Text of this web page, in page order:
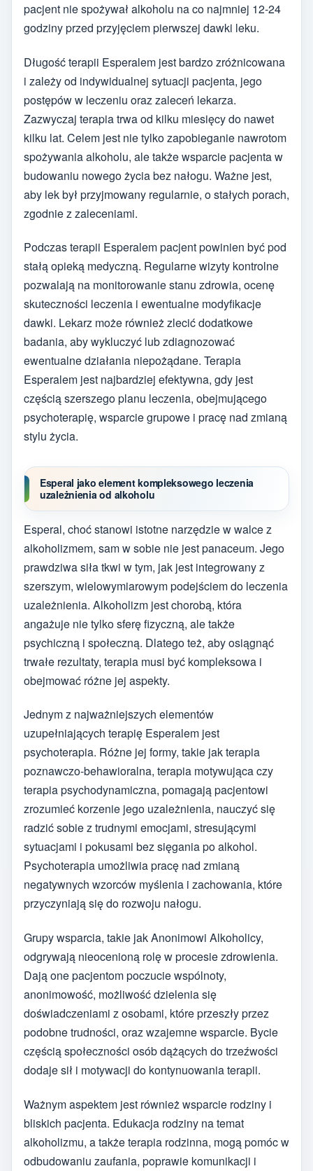
pacjent nie spożywał alkoholu na co najmniej 12-24
godziny przed przyjęciem pierwszej dawki leku.
Długość terapii Esperalem jest bardzo zróżnicowana
i zależy od indywidualnej sytuacji pacjenta, jego
postępów w leczeniu oraz zaleceń lekarza.
Zazwyczaj terapia trwa od kilku miesięcy do nawet
kilku lat. Celem jest nie tylko zapobieganie nawrotom
spożywania alkoholu, ale także wsparcie pacjenta w
budowaniu nowego życia bez nałogu. Ważne jest,
aby lek był przyjmowany regularnie, o stałych porach,
zgodnie z zaleceniami.
Podczas terapii Esperalem pacjent powinien być pod
stałą opieką medyczną. Regularne wizyty kontrolne
pozwalają na monitorowanie stanu zdrowia, ocenę
skuteczności leczenia i ewentualne modyfikacje
dawki. Lekarz może również zlecić dodatkowe
badania, aby wykluczyć lub zdiagnozować
ewentualne działania niepożądane. Terapia
Esperalem jest najbardziej efektywna, gdy jest
częścią szerszego planu leczenia, obejmującego
psychoterapię, wsparcie grupowe i pracę nad zmianą
stylu życia.
Esperal jako element kompleksowego leczenia
uzależnienia od alkoholu
Esperal, choć stanowi istotne narzędzie w walce z
alkoholizmem, sam w sobie nie jest panaceum. Jego
prawdziwa siła tkwi w tym, jak jest integrowany z
szerszym, wielowymiarowym podejściem do leczenia
uzależnienia. Alkoholizm jest chorobą, która
angażuje nie tylko sferę fizyczną, ale także
psychiczną i społeczną. Dlatego też, aby osiągnąć
trwałe rezultaty, terapia musi być kompleksowa i
obejmować różne jej aspekty.
Jednym z najważniejszych elementów
uzupełniających terapię Esperalem jest
psychoterapia. Różne jej formy, takie jak terapia
poznawczo-behawioralna, terapia motywująca czy
terapia psychodynamiczna, pomagają pacjentowi
zrozumieć korzenie jego uzależnienia, nauczyć się
radzić sobie z trudnymi emocjami, stresującymi
sytuacjami i pokusami bez sięgania po alkohol.
Psychoterapia umożliwia pracę nad zmianą
negatywnych wzorców myślenia i zachowania, które
przyczyniają się do rozwoju nałogu.
Grupy wsparcia, takie jak Anonimowi Alkoholicy,
odgrywają nieocenioną rolę w procesie zdrowienia.
Dają one pacjentom poczucie wspólnoty,
anonimowość, możliwość dzielenia się
doświadczeniami z osobami, które przeszły przez
podobne trudności, oraz wzajemne wsparcie. Bycie
częścią społeczności osób dążących do trzeźwości
dodaje sił i motywacji do kontynuowania terapii.
Ważnym aspektem jest również wsparcie rodziny i
bliskich pacjenta. Edukacja rodziny na temat
alkoholizmu, a także terapia rodzinna, mogą pomóc w
odbudowaniu zaufania, poprawie komunikacji i